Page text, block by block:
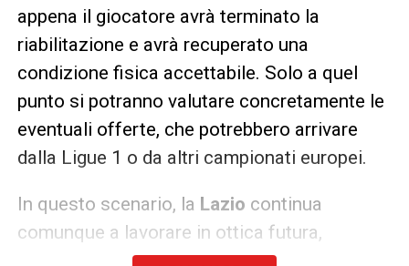
appena il giocatore avrà terminato la
riabilitazione e avrà recuperato una
condizione fisica accettabile. Solo a quel
punto si potranno valutare concretamente le
eventuali offerte, che potrebbero arrivare
dalla Ligue 1 o da altri campionati europei.
In questo scenario, la Lazio continua
comunque a lavorare in ottica futura,
valutando eventuali innesti per rafforzare il